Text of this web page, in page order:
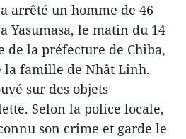
arrêté un homme de 46
Yasumasa, le matin du 14
de la préfecture de Chiba,
la famille de Nhât Linh.
sur des objets
Selon la police locale,
son crime et garde le